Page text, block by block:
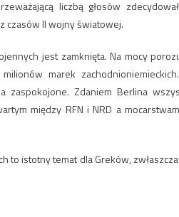
liczbą głosów
czasów II wojny światowej.
jest zamknięta. Na mocy
marek
zaspokojone. Zdaniem Berlina
między RFN i NRD a
to istotny temat dla Greków,